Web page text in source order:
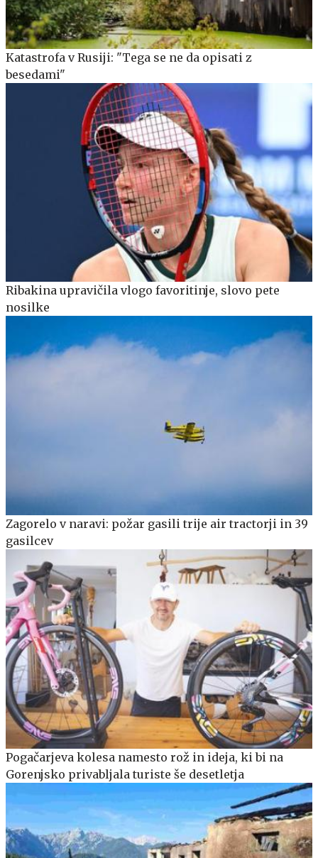
Katastrofa v Rusiji: "Tega se ne da opisati z
besedami"
Ribakina upravičila vlogo favoritinje, slovo pete
nosilke
Zagorelo v naravi: požar gasili trije air tractorji in 39
gasilcev
Pogačarjeva kolesa namesto rož in ideja, ki bi na
Gorenjsko privabljala turiste še desetletja